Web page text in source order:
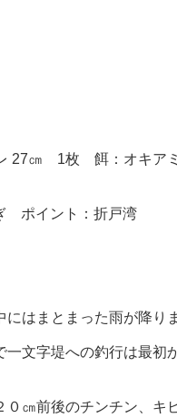
27㎝ 1枚 餌：オキア
ポイント：折戸湾
はまとまった雨が降り
文字堤への釣行は最初
㎝前後のチンチン、キ